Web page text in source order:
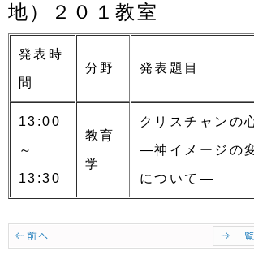
地）２０ １教室
発表時
間
分野 発表題目
13:00
～
13:30
教育
学
クリスチャンの
―神イメージの
について―